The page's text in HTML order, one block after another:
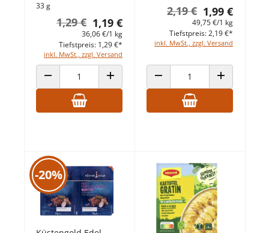
33 g
1,19 €
1,29 €
36,06 €/1 kg
inkl. MwSt., zzgl. Versand
Tiefstpreis: 1,29 €*
ANZAHL VERRINGERNANZAHL ERHÖHEN
1,99 €
2,19 €
49,75 €/1 kg
inkl. MwSt., zzgl. Versand
Tiefstpreis: 2,19 €*
ANZAHL VERRINGERNANZAHL
-20%